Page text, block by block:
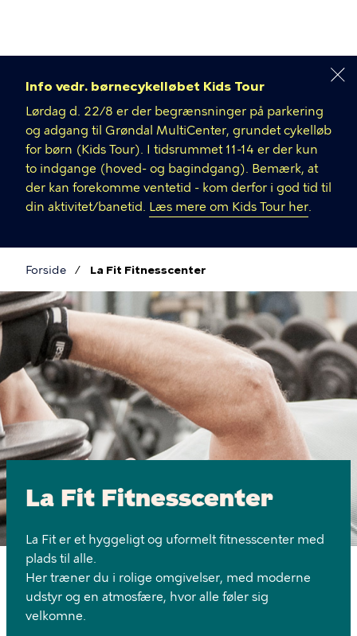
Info vedr. børnecykelløbet Kids Tour
Lørdag d. 22/8 er der begrænsninger på parkering
og adgang til Grøndal MultiCenter, grundet cykelløb
for børn (Kids Tour). I tidsrummet 11-14 er der kun
to indgange (hoved- og bagindgang). Bemærk, at
der kan forekomme ventetid - kom derfor i god tid til
din aktivitet/banetid. Læs mere om Kids Tour her.
Brødkrumme
Forside La Fit Fitnesscenter
La
Fit
Fitnesscenter
La Fit Fitnesscenter
La Fit er et hyggeligt og uformelt fitnesscenter med
plads til alle.
Her træner du i rolige omgivelser, med moderne
udstyr og en atmosfære, hvor alle føler sig
velkomne.